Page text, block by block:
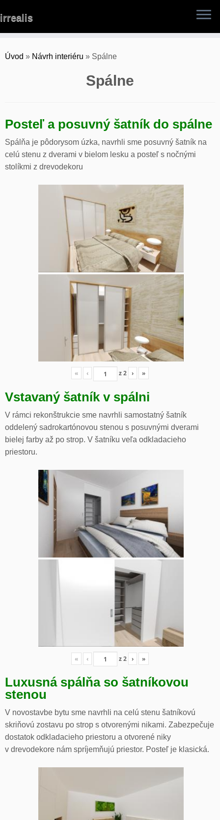
to
irrealis
Úvod » Návrh interiéru » Spálne
Spálne
Posteľ a posuvný šatník do spálne
Spálňa je pôdorysom úzka, navrhli sme posuvný šatník na
celú stenu z dverami v bielom lesku a posteľ s nočnými
stolíkmi z drevodekoru
« ‹ z2 › »
Vstavaný šatník v spálni
V rámci rekonštrukcie sme navrhli samostatný šatník
oddelený sadrokartónovou stenou s posuvnými dverami
bielej farby až po strop. V šatníku veľa odkladacieho
priestoru.
« ‹ z2 › »
Luxusná spálňa so šatníkovou
stenou
V novostavbe bytu sme navrhli na celú stenu šatníkovú
skriňovú zostavu po strop s otvorenými nikami. Zabezpečuje
dostatok odkladacieho priestoru a otvorené niky
v drevodekore nám spríjemňujú priestor. Posteľ je klasická.